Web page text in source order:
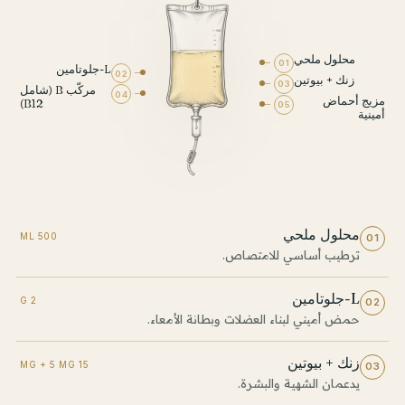
01 محلول ملحي
03 زنك + بيوتين
05
مزيج أحماض
أمينية
02 L-جلوتامين
04
مركّب B (شامل
B12)
01 محلول ملحي 500 ML
ترطيب أساسي للامتصاص.
02 L-جلوتامين 2 G
حمض أميني لبناء العضلات وبطانة الأمعاء.
03 زنك + بيوتين 15 MG + 5 MG
يدعمان الشهية والبشرة.